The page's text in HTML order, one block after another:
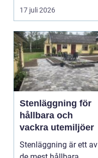
17 juli 2026
Stenläggning för
hållbara och
vackra utemiljöer
Stenläggning är ett av